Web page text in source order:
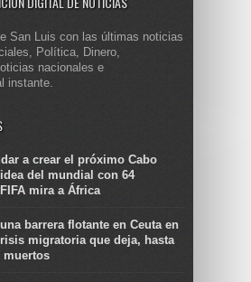
San Luis con las últimas noticias
Política, Dinero,
nacionales e
instante.
a crear el próximo Cabo
del mundial con 64
mira a África
barrera flotante en Ceuta en
migratoria que deja, hasta
muertos